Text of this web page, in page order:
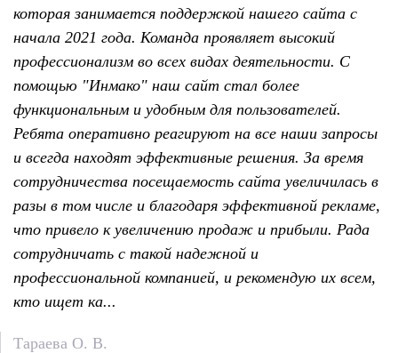
которая занимается поддержкой нашего сайта с
начала 2021 года. Команда проявляет высокий
профессионализм во всех видах деятельности. С
помощью "Инмако" наш сайт стал более
функциональным и удобным для пользователей.
Ребята оперативно реагируют на все наши запросы
и всегда находят эффективные решения. За время
сотрудничества посещаемость сайта увеличилась в
разы в том числе и благодаря эффективной рекламе,
что привело к увеличению продаж и прибыли. Рада
сотрудничать с такой надежной и
профессиональной компанией, и рекомендую их всем,
кто ищет ка...
Тараева О. В.